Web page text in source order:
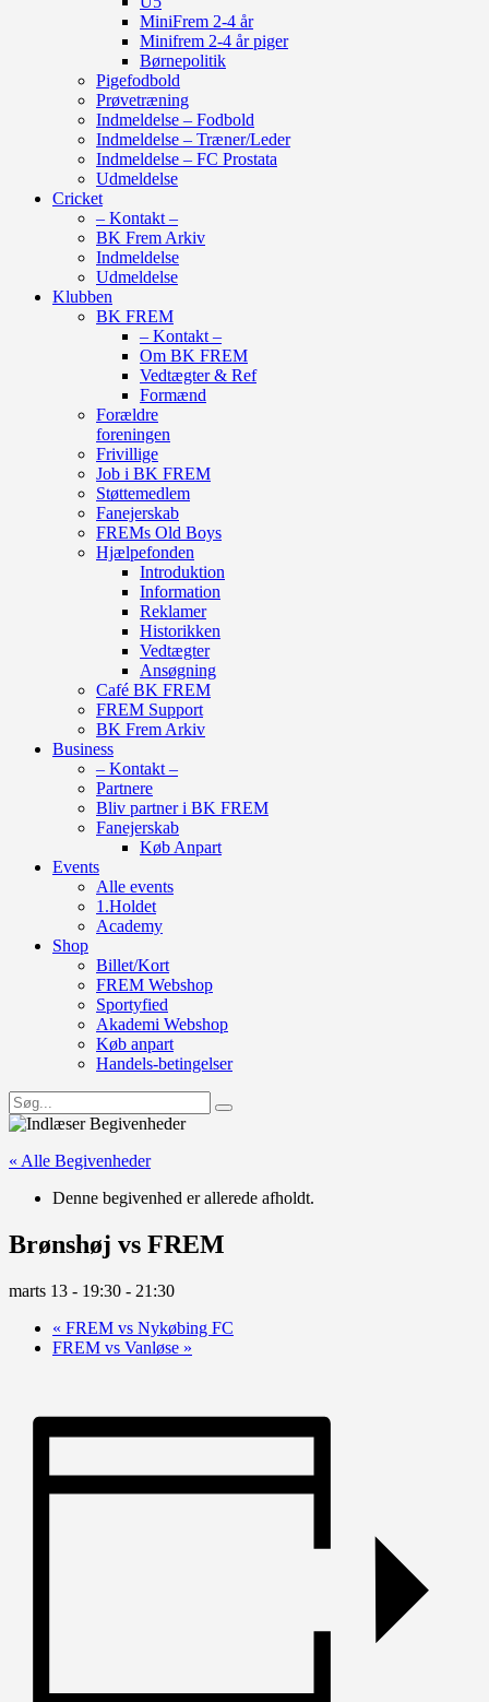
MiniFrem 2-4 år
Minifrem 2-4 år piger
Børnepolitik
Pigefodbold
Prøvetræning
Indmeldelse – Fodbold
Indmeldelse – Træner/Leder
Indmeldelse – FC Prostata
Udmeldelse
Cricket
– Kontakt –
BK Frem Arkiv
Indmeldelse
Udmeldelse
Klubben
BK FREM
– Kontakt –
Om BK FREM
Vedtægter & Ref
Formænd
Forældre
foreningen
Frivillige
Job i BK FREM
Støttemedlem
Fanejerskab
FREMs Old Boys
Hjælpefonden
Introduktion
Information
Reklamer
Historikken
Vedtægter
Ansøgning
Café BK FREM
FREM Support
BK Frem Arkiv
Business
– Kontakt –
Partnere
Bliv partner i BK FREM
Fanejerskab
Køb Anpart
Events
Alle events
1.Holdet
Academy
Shop
Billet/Kort
FREM Webshop
Sportyfied
Akademi Webshop
Køb anpart
Handels-betingelser
« Alle Begivenheder
Denne begivenhed er allerede afholdt.
Brønshøj vs FREM
marts 13 - 19:30 - 21:30
« FREM vs Nykøbing FC
FREM vs Vanløse »